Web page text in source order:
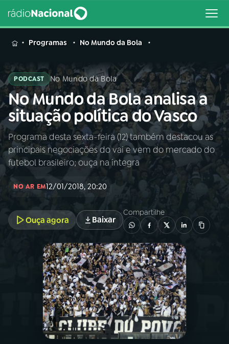
MENU
Buscar
na
Rádio
Nacional
Buscar
AO VIVO
01INÍCIO
02A RÁDIO
PROGRAMAÇÃO
PROGRAMAS
PODCASTS
Programas No Mundo da Bola
PODCAST No Mundo da Bola
No Mundo da Bola analisa a
situação política do Vasco
Programa desta sexta-feira (12) também destacou as
principais negociações do vai e vem do mercado do
futebol brasileiro; ouça na íntegra
NO AR EM12/01/2018, 20:20
Ouça agora Baixar
Compartilhe